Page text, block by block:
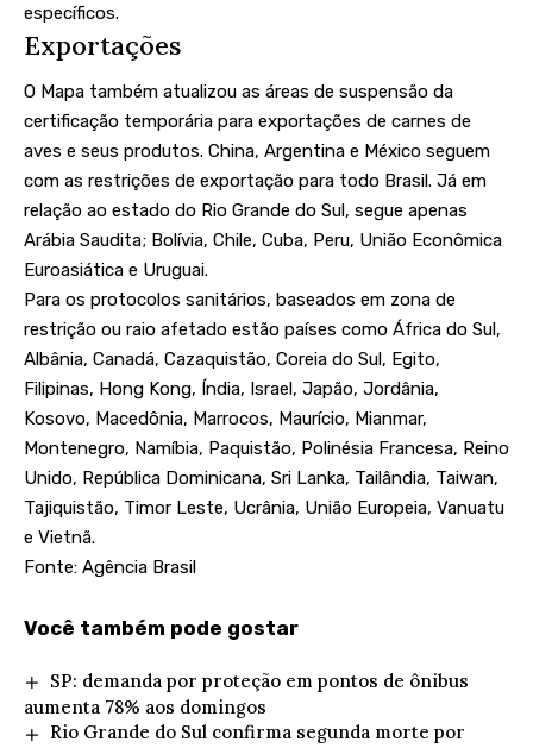
específicos.
Exportações
O Mapa também atualizou as áreas de suspensão da
certificação temporária para exportações de carnes de
aves e seus produtos. China, Argentina e México seguem
com as restrições de exportação para todo Brasil. Já em
relação ao estado do Rio Grande do Sul, segue apenas
Arábia Saudita; Bolívia, Chile, Cuba, Peru, União Econômica
Euroasiática e Uruguai.
Para os protocolos sanitários, baseados em zona de
restrição ou raio afetado estão países como África do Sul,
Albânia, Canadá, Cazaquistão, Coreia do Sul, Egito,
Filipinas, Hong Kong, Índia, Israel, Japão, Jordânia,
Kosovo, Macedônia, Marrocos, Maurício, Mianmar,
Montenegro, Namíbia, Paquistão, Polinésia Francesa, Reino
Unido, República Dominicana, Sri Lanka, Tailândia, Taiwan,
Tajiquistão, Timor Leste, Ucrânia, União Europeia, Vanuatu
e Vietnã.
Fonte: Agência Brasil
Você também pode gostar
SP: demanda por proteção em pontos de ônibus
aumenta 78% aos domingos
Rio Grande do Sul confirma segunda morte por